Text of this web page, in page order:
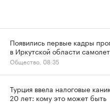
Появились первые кадры
в Иркутской области
Общество, 08:35
Турция ввела налоговые
20 лет: кому это может быть